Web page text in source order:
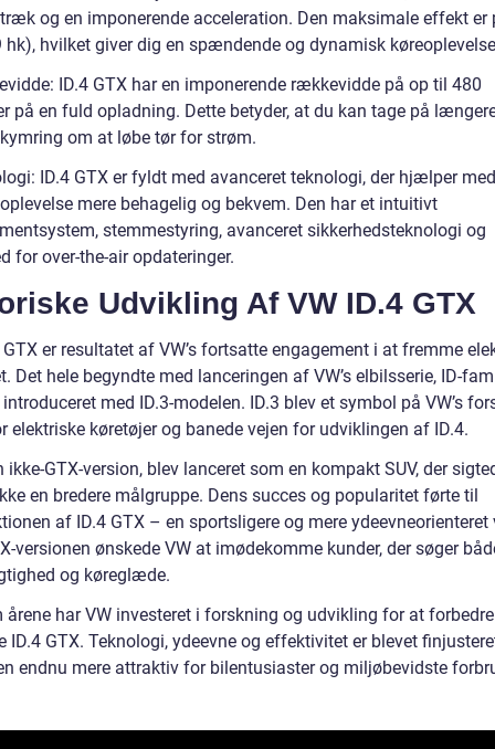
og en imponerende acceleration. Den maksimale effekt er
hk), hvilket giver dig en spændende og dynamisk
ID.4 GTX har en imponerende rækkevidde på op til 480
på en fuld opladning. Dette betyder, at du kan tage på
om at løbe tør for strøm.
ID.4 GTX er fyldt med avanceret teknologi, der hjælper
mere behagelig og bekvem. Den har et intuitivt
stemmestyring, avanceret sikkerhedsteknologi og
for over-the-air opdateringer.
Udvikling Af VW ID.4 GTX
GTX er resultatet af VW’s fortsatte engagement i at fremme
Det hele begyndte med lanceringen af VW’s elbilsserie, ID-
med ID.3-modelen. ID.3 blev et symbol på VW’s
elektriske køretøjer og banede vejen for udviklingen af ID.4.
ikke-GTX-version, blev lanceret som en kompakt SUV, der
en bredere målgruppe. Dens succes og popularitet førte til
af ID.4 GTX – en sportsligere og mere ydeevneorienteret
versionen ønskede VW at imødekomme kunder, der søger
og køreglæde.
årene har VW investeret i forskning og udvikling for at
ID.4 GTX. Teknologi, ydeevne og effektivitet er blevet
endnu mere attraktiv for bilentusiaster og miljøbevidste